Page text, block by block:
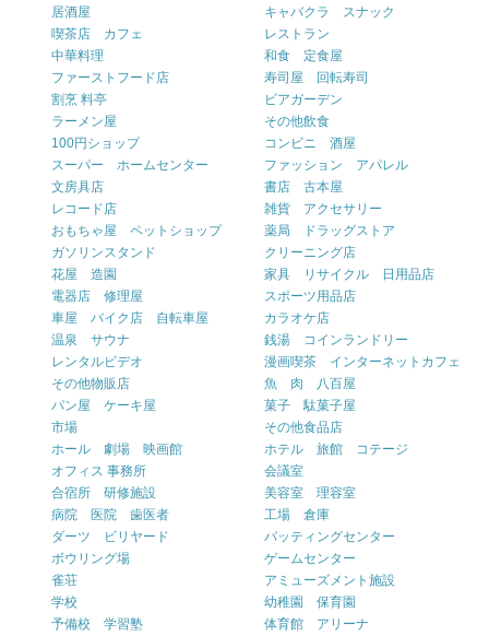
居酒屋
キャバクラ スナック
喫茶店 カフェ
レストラン
中華料理
和食 定食屋
ファーストフード店
寿司屋 回転寿司
割烹 料亭
ビアガーデン
ラーメン屋
その他飲食
100円ショップ
コンビニ 酒屋
スーパー ホームセンター
ファッション アパレル
文房具店
書店 古本屋
レコード店
雑貨 アクセサリー
おもちゃ屋 ペットショップ
薬局 ドラッグストア
ガソリンスタンド
クリーニング店
花屋 造園
家具 リサイクル 日用品店
電器店 修理屋
スポーツ用品店
車屋 バイク店 自転車屋
カラオケ店
温泉 サウナ
銭湯 コインランドリー
レンタルビデオ
漫画喫茶 インターネットカフェ
その他物販店
魚 肉 八百屋
パン屋 ケーキ屋
菓子 駄菓子屋
市場
その他食品店
ホール 劇場 映画館
ホテル 旅館 コテージ
オフィス 事務所
会議室
合宿所 研修施設
美容室 理容室
病院 医院 歯医者
工場 倉庫
ダーツ ビリヤード
バッティングセンター
ボウリング場
ゲームセンター
雀荘
アミューズメント施設
学校
幼稚園 保育園
予備校 学習塾
体育館 アリーナ